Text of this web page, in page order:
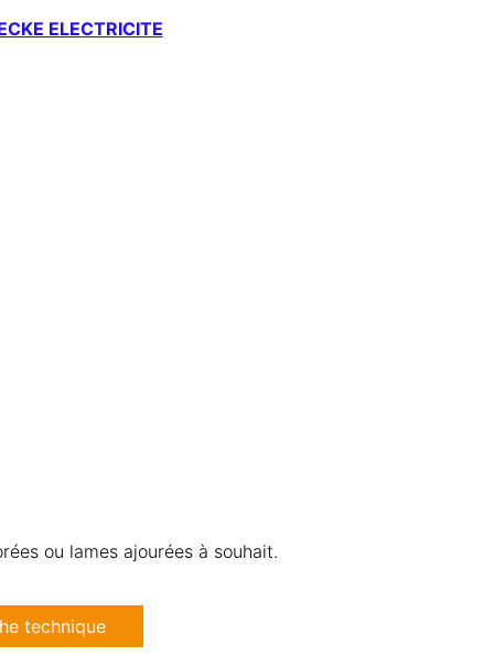
ELECTRICITE
ou lames ajourées à souhait.
technique